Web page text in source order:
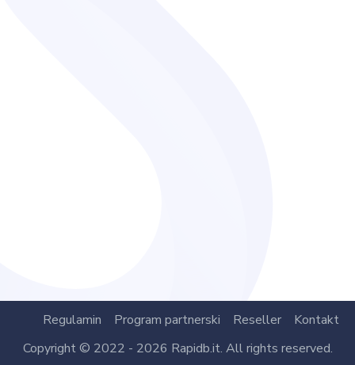
Regulamin Program partnerski Reseller
Kontakt
Copyright © 2022 - 2026 Rapidb.it. All rights reserved.